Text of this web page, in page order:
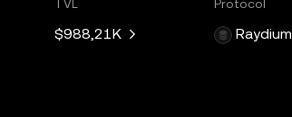
TVL
$988,21K
Protocol
Raydium